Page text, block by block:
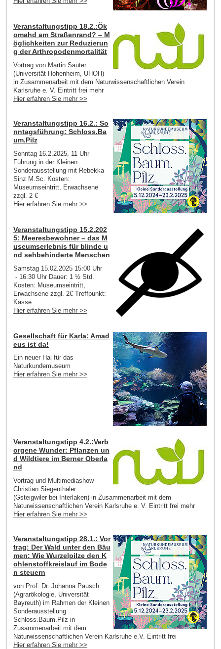
Veranstaltungstipp 18.2.:Ök
omahd am Straßenrand? – M
öglichkeiten zur Reduzierun
g der Arthropodenmortalität
Vortrag von Martin Sauter
(Universität Hohenheim, UHOH)
in Zusammenarbeit mit dem Naturwissenschaftlichen Verein
Karlsruhe e. V. Eintritt frei mehr
Hier erfahren Sie mehr >>
Veranstaltungstipp 16.2.: So
nntagsführung: Schloss.Ba
um.Pilz
Sonntag 16.2.2025, 11 Uhr
Führung in der Kleinen
Sonderausstellung mit Rebekka
Sinz M.Sc. Kosten:
Museumseintritt, Erwachsene
zzgl. 2 €
Hier erfahren Sie mehr >>
Veranstaltungstipp 15.2.202
5: Meeresbewohner – das M
useumserlebnis für blinde u
nd sehbehinderte Menschen
Samstag 15.02.2025 15:00 Uhr
- 16:30 Uhr Dauer: 1 ½ Std.
Kosten: Museumseintritt,
Erwachsene zzgl. 2€ Treffpunkt:
Kasse
Hier erfahren Sie mehr >>
Gesellschaft für Karla: Amad
eus ist da!
Ein neuer Hai für das
Naturkundemuseum
Hier erfahren Sie mehr >>
Veranstaltungstipp 4.2.:Verb
orgene Wunder: Pflanzen un
d Wildtiere im Berner Oberla
nd
Vortrag und Multimediashow
Christian Siegenthaler
(Gsteigwiler bei Interlaken) in Zusammenarbeit mit dem
Naturwissenschaftlichen Verein Karlsruhe e. V. Eintritt frei mehr
Hier erfahren Sie mehr >>
Veranstaltungstipp 28.1.: Vor
trag: Der Wald unter den Bäu
men: Wie Wurzelpilze den K
ohlenstoffkreislauf im Bode
n steuern
von Prof. Dr. Johanna Pausch
(Agrarökologie, Universität
Bayreuth) im Rahmen der Kleinen
Sonderausstellung
Schloss.Baum.Pilz in
Zusammenarbeit mit dem
Naturwissenschaftlichen Verein Karlsruhe e.V. Eintritt frei
Hier erfahren Sie mehr >>